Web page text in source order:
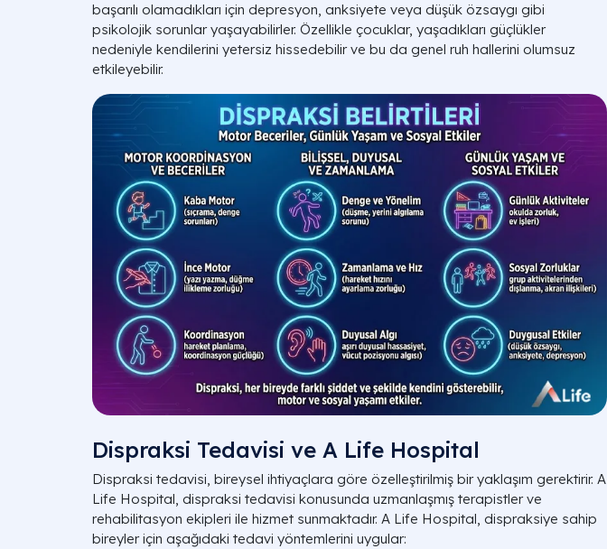
başarılı olamadıkları için depresyon, anksiyete veya düşük özsaygı gibi
psikolojik sorunlar yaşayabilirler. Özellikle çocuklar, yaşadıkları güçlükler
nedeniyle kendilerini yetersiz hissedebilir ve bu da genel ruh hallerini olumsuz
etkileyebilir.
Dispraksi Tedavisi ve A Life Hospital
Dispraksi tedavisi, bireysel ihtiyaçlara göre özelleştirilmiş bir yaklaşım gerektirir. A
Life Hospital, dispraksi tedavisi konusunda uzmanlaşmış terapistler ve
rehabilitasyon ekipleri ile hizmet sunmaktadır. A Life Hospital, dispraksiye sahip
bireyler için aşağıdaki tedavi yöntemlerini uygular: